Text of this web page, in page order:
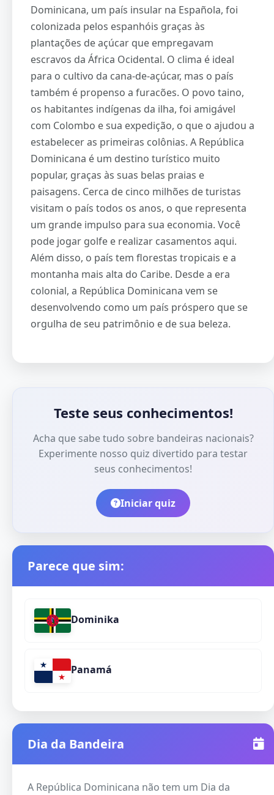
Dominicana, um país insular na Española, foi
colonizada pelos espanhóis graças às
plantações de açúcar que empregavam
escravos da África Ocidental. O clima é ideal
para o cultivo da cana-de-açúcar, mas o país
também é propenso a furacões. O povo taino,
os habitantes indígenas da ilha, foi amigável
com Colombo e sua expedição, o que o ajudou a
estabelecer as primeiras colônias. A República
Dominicana é um destino turístico muito
popular, graças às suas belas praias e
paisagens. Cerca de cinco milhões de turistas
visitam o país todos os anos, o que representa
um grande impulso para sua economia. Você
pode jogar golfe e realizar casamentos aqui.
Além disso, o país tem florestas tropicais e a
montanha mais alta do Caribe. Desde a era
colonial, a República Dominicana vem se
desenvolvendo como um país próspero que se
orgulha de seu patrimônio e de sua beleza.
Teste seus conhecimentos!
Acha que sabe tudo sobre bandeiras nacionais?
Experimente nosso quiz divertido para testar
seus conhecimentos!
Iniciar quiz
Parece que sim:
Dominika
Panamá
Dia da Bandeira
A República Dominicana não tem um Dia da